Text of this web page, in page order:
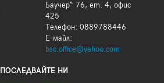
Баучер“ 76, ет. 4, офис
425
Телефон: 0889788446
Е-майл:
bsc.office@yahoo.com
ПОСЛЕДВАЙТЕ НИ